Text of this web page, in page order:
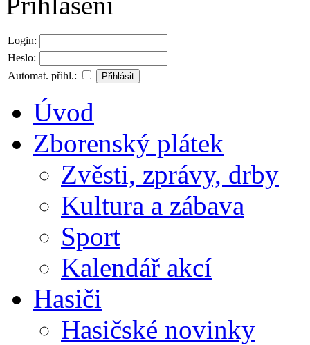
Login:
Heslo:
Automat. přihl.:
Úvod
Zborenský plátek
Zvěsti, zprávy, drby
Kultura a zábava
Sport
Kalendář akcí
Hasiči
Hasičské novinky